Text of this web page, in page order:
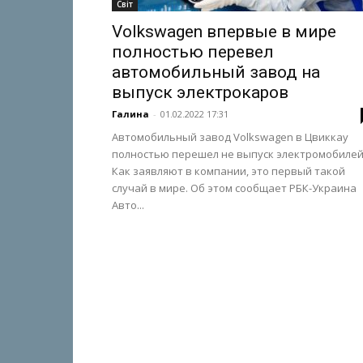
Світ
Volkswagen впервые в мире
полностью перевел
автомобильный завод на
выпуск электрокаров
Галина - 01.02.2022 17:31
Автомобильный завод Volkswagen в Цвиккау
полностью перешел не выпуск
Как заявляют в компании, это первый такой
случай в мире. Об этом сообщает РБК-Украина
Авто...